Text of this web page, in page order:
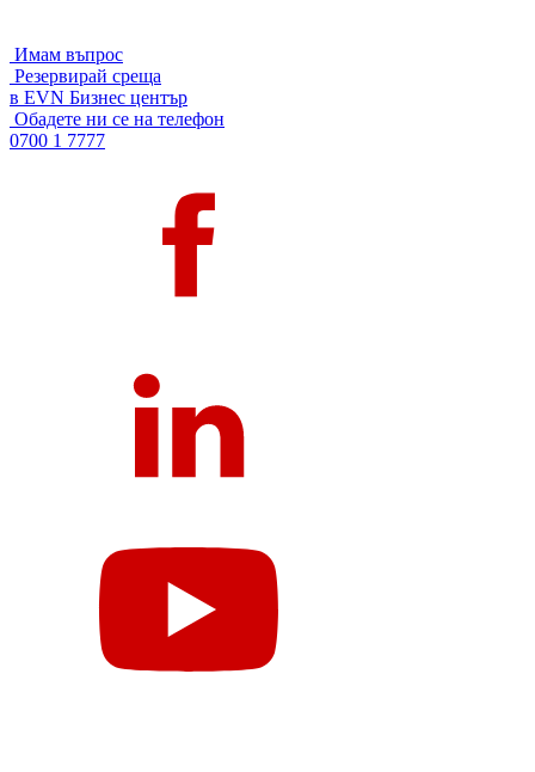
Имам въпрос
Резервирай среща
в EVN Бизнес център
Обадете ни се на телефон
0700 1 7777